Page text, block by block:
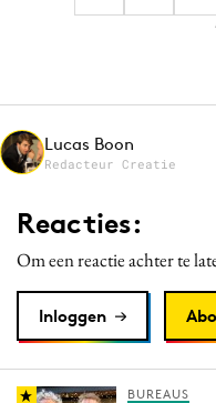
Lucas Boon
Redacteur Creatie
Reacties:
Om een reactie achter te
Inloggen
BUREAUS